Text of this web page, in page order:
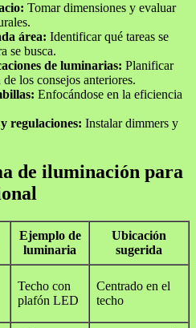
Tomar dimensiones y evaluar
área: Identificar qué tareas se
se busca.
de luminarias: Planificar
los consejos anteriores.
Enfocándose en la eficiencia
regulaciones: Instalar dimmers y
de iluminación para
Ejemplo de
luminaria
Ubicación
sugerida
Techo con
plafón LED
Centrado en el
techo